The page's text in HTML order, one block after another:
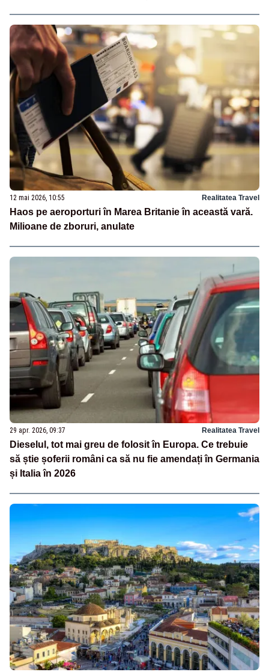
12 mai 2026, 10:55 Realitatea Travel
Haos pe aeroporturi în Marea Britanie în această vară.
Milioane de zboruri, anulate
29 apr. 2026, 09:37 Realitatea Travel
Dieselul, tot mai greu de folosit în Europa. Ce trebuie
să știe șoferii români ca să nu fie amendați în Germania
și Italia în 2026